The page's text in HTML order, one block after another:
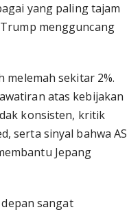
yang paling tajam
mengguncang
melemah sekitar 2%.
atas kebijakan
konsisten, kritik
serta sinyal bahwa AS
Jepang
sangat